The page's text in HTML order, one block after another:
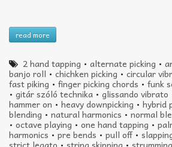
read more
2 hand tapping •alternate picking •
banjo roll • chichken picking • circular
fast piking • finger picking chords • funk
• gitár szóló technika • glissando vibrato
hammer on • heavy downpicking • hybrid
blending • natural harmonics •normal
• octave playing • one hand tapping •
harmonics •pre bends • pull off•
strict legato• string skipping • strumming